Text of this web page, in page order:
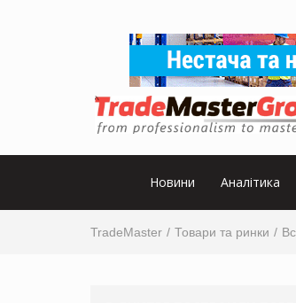
Новини Аналітика
TradeMaster Товари та ринки